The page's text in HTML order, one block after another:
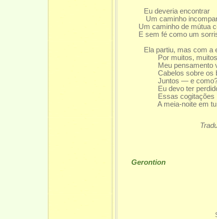
Eu deveria encontrar
Um caminho
Um caminho de mútua
E sem fé como um
Ela partiu, mas com a
Por muitos, muitos
Meu pensamento
Cabelos sobre os
Juntos — e como? —
Eu devo ter perdido
Essas cogitações me
A meia-noite em
Tradução
Gerontion